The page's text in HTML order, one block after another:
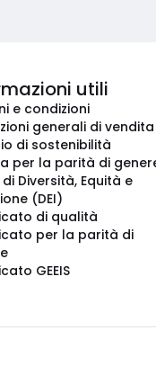
utili
e condizioni
generali di vendita
di sostenibilità
per la parità di
di Diversità, Equità e
(DEI)
di qualità
per la parità di
GEEIS